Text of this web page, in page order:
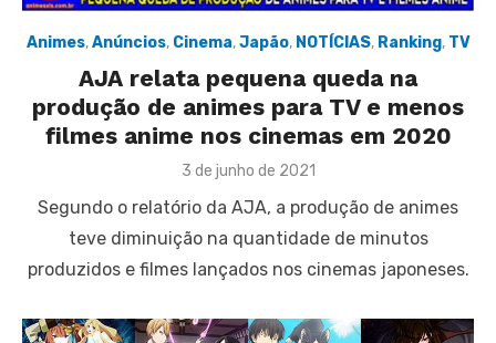
Animes,Anúncios, Cinema,Japão, NOTÍCIAS, Ranking, TV
AJA relata pequena queda na
produção de animes para TV e menos
filmes anime nos cinemas em 2020
Posted
3 de junho de 2021
Segundo o relatório da AJA, a produção de animes
teve diminuição na quantidade de minutos
produzidos e filmes lançados nos cinemas japoneses.